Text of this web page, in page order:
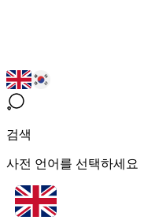
검색
사전 언어를 선택하세요